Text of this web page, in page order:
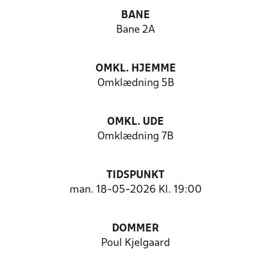
BANE
Bane 2A
OMKL. HJEMME
Omklædning 5B
OMKL. UDE
Omklædning 7B
TIDSPUNKT
man. 18-05-2026 Kl. 19:00
DOMMER
Poul Kjelgaard